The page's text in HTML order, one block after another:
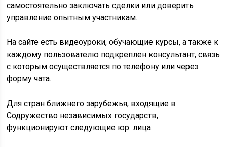
самостоятельно заключать сделки или доверить
управление опытным участникам.
На сайте есть видеоуроки, обучающие курсы, а также к
каждому пользователю подкреплен консультант, связь
с которым осуществляется по телефону или через
форму чата.
Для стран ближнего зарубежья, входящие в
Содружество независимых государств,
функционируют следующие юр. лица: